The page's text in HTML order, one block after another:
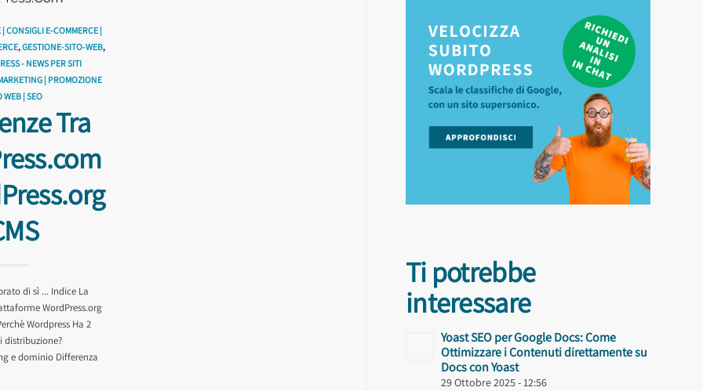
CONSIGLI E-COMMERCE |
,GESTIONE-SITO-WEB,
- NEWS PER SITI
| PROMOZIONE
WEB | SEO
Tra
di sì ... Indice La
WordPress.org
Wordpress Ha 2
distribuzione?
e dominio Differenza
Ti potrebbe
interessare
Yoast SEO per Google Docs: Come
Ottimizzare i Contenuti direttamente su
Docs con Yoast
29 Ottobre 2025 - 12:56